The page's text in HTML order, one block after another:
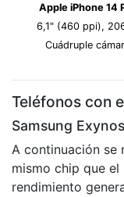
Apple iPhone 14
6,1" (460 ppi),
Cuádruple
Teléfonos con
Samsung
A continuación se
mismo chip que el
rendimiento